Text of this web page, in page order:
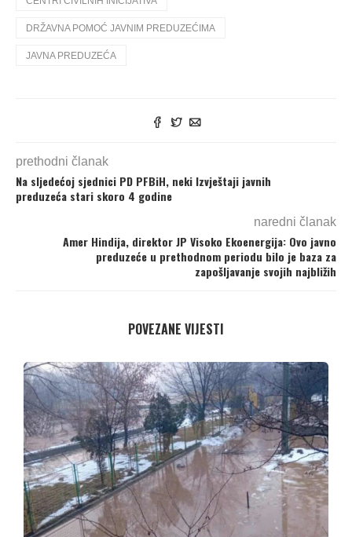
DRŽAVNA POMOĆ JAVNIM PREDUZEĆIMA
JAVNA PREDUZEĆA
prethodni članak
Na sljedećoj sjednici PD PFBiH, neki Izvještaji javnih
preduzeća stari skoro 4 godine
naredni članak
Amer Hindija, direktor JP Visoko Ekoenergija: Ovo javno
preduzeće u prethodnom periodu bilo je baza za
zapošljavanje svojih najbližih
POVEZANE VIJESTI